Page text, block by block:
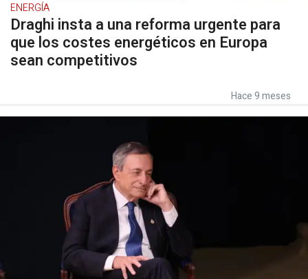
ENERGÍA
Draghi insta a una reforma urgente para
que los costes energéticos en Europa
sean competitivos
Hace 9 meses